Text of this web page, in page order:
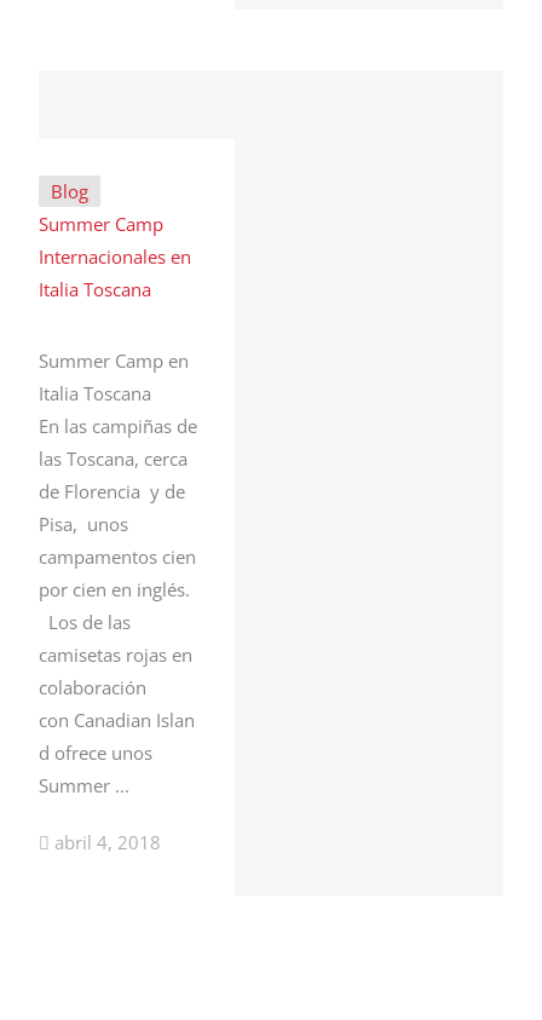
Blog
Summer Camp
Internacionales en
Italia Toscana
Summer Camp en
Italia Toscana
En las campiñas de
las Toscana, cerca
de Florencia y de
Pisa, unos
campamentos cien
por cien en inglés.
Los de las
camisetas rojas en
colaboración
con Canadian Islan
d ofrece unos
Summer ...
abril 4, 2018